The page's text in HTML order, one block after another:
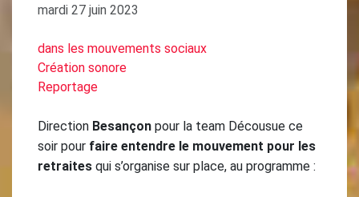
mardi 27 juin 2023
dans les mouvements sociaux
Création sonore
Reportage
Direction Besançon pour la team Décousue ce
soir pour faire entendre le mouvement pour les
retraites qui s’organise sur place, au programme :